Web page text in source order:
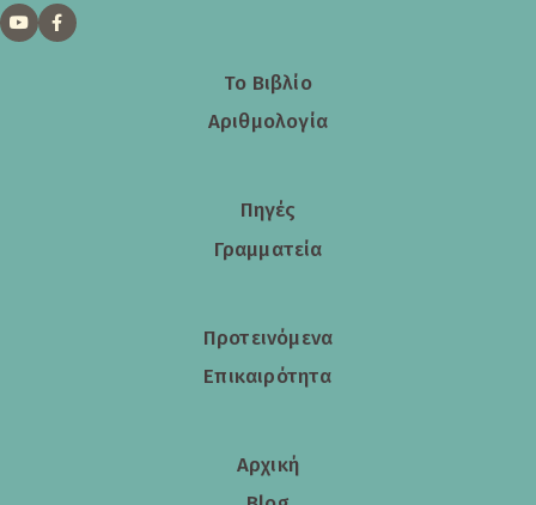
Το Βιβλίο
Αριθμολογία
Πηγές
Γραμματεία
Προτεινόμενα
Επικαιρότητα
Αρχική